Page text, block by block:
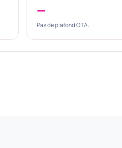
—
Pas de plafond OTA.